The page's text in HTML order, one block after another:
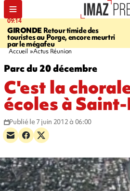
09:14
GIRONDE Retour timide des
touristes au Porge, encore meurtri
par le mégafeu
Accueil Actus Réunion
Parc du 20 décembre
C'est la
écoles à
Publié le 7 juin 2012 à 06:00